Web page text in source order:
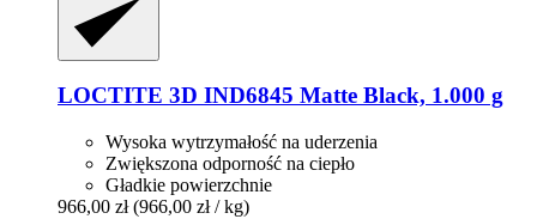
LOCTITE 3D IND6845 Matte Black, 1.000 g
Wysoka wytrzymałość na uderzenia
Zwiększona odporność na ciepło
Gładkie powierzchnie
966,00 zł (966,00 zł / kg)